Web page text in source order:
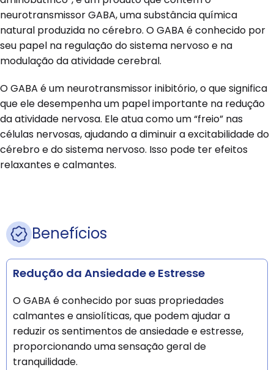
neurotransmissor GABA, uma substância química
natural produzida no cérebro. O GABA é conhecido por
seu papel na regulação do sistema nervoso e na
modulação da atividade cerebral.
O GABA é um neurotransmissor inibitório, o que significa
que ele desempenha um papel importante na redução
da atividade nervosa. Ele atua como um “freio” nas
células nervosas, ajudando a diminuir a excitabilidade do
cérebro e do sistema nervoso. Isso pode ter efeitos
relaxantes e calmantes.
Benefícios
Redução da Ansiedade e Estresse
O GABA é conhecido por suas propriedades
calmantes e ansiolíticas, que podem ajudar a
reduzir os sentimentos de ansiedade e estresse,
proporcionando uma sensação geral de
tranquilidade.